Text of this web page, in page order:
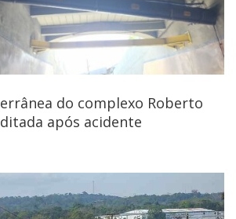
do complexo Roberto
após acidente